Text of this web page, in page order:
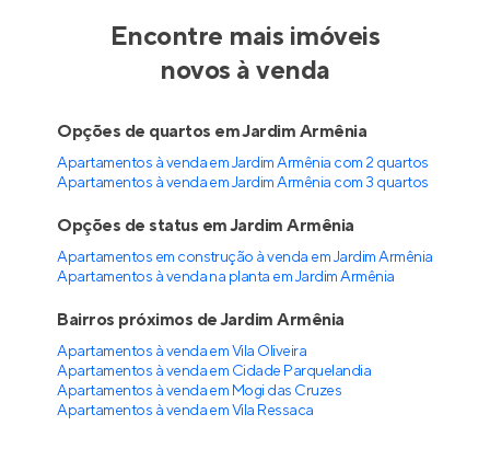
Encontre mais imóveis
novos à venda
Opções de quartos em Jardim Armênia
Apartamentos à venda em Jardim Armênia com 2 quartos
Apartamentos à venda em Jardim Armênia com 3 quartos
Opções de status em Jardim Armênia
Apartamentos em construção à venda em Jardim Armênia
Apartamentos à venda na planta em Jardim Armênia
Bairros próximos de Jardim Armênia
Apartamentos à venda em Vila Oliveira
Apartamentos à venda em Cidade Parquelandia
Apartamentos à venda em Mogi das Cruzes
Apartamentos à venda em Vila Ressaca